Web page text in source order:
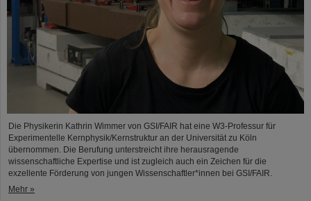
Die Physikerin Kathrin Wimmer von GSI/FAIR hat eine W3-Professur für
Experimentelle Kernphysik/Kernstruktur an der Universität zu Köln
übernommen. Die Berufung unterstreicht ihre herausragende
wissenschaftliche Expertise und ist zugleich auch ein Zeichen für die
exzellente Förderung von jungen Wissenschaftler*innen bei GSI/FAIR.
Mehr »